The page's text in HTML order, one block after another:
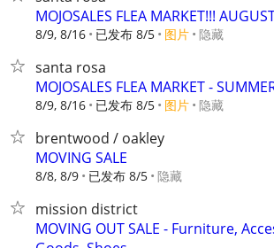
MOJOSALES FLEA MARKET!!!
8/9, 8/16 已发布 8/5 图片 隐藏
santa rosa
MOJOSALES FLEA MARKET -
8/9, 8/16 已发布 8/5 图片 隐藏
brentwood / oakley
MOVING SALE
8/8, 8/9 已发布 8/5 隐藏
mission district
MOVING OUT SALE - Furniture,